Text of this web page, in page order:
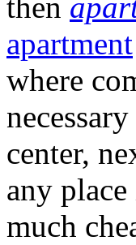
then
apartment
where
center,
any
much